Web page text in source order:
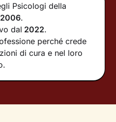
Psicologi della
2006.
dal 2022.
perché crede
di cura e nel loro